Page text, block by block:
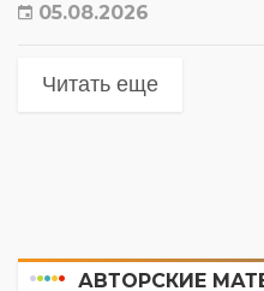
05.08.2026
Читать еще
АВТОРСКИЕ